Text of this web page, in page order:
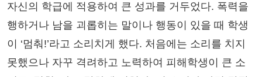
자신의 학급에 적용하여 큰 성과를 거두었다. 폭력을
행하거나 남을 괴롭히는 말이나 행동이 있을 때 학생
이 ‘멈춰!’라고 소리치게 했다. 처음에는 소리를 치지
못했으나 자꾸 격려하고 노력하여 피해학생이 큰 소